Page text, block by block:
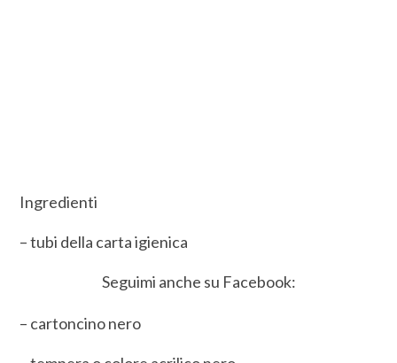
Ingredienti
– tubi della carta igienica
Seguimi anche su Facebook:
– cartoncino nero